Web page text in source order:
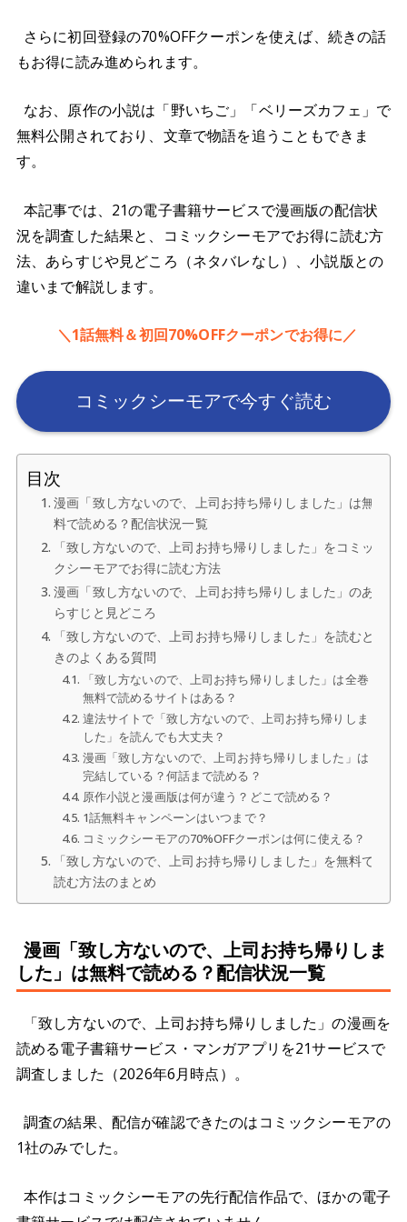
さらに初回登録の70%OFFクーポンを使えば、続きの話
もお得に読み進められます。
なお、原作の小説は「野いちご」「ベリーズカフェ」で
無料公開されており、文章で物語を追うこともできま
す。
本記事では、21の電子書籍サービスで漫画版の配信状
況を調査した結果と、コミックシーモアでお得に読む方
法、あらすじや見どころ（ネタバレなし）、小説版との
違いまで解説します。
＼1話無料＆初回70%OFFクーポンでお得に／
コミックシーモアで今すぐ読む
目次
漫画「致し方ないので、上司お持ち帰りしました」は無
料で読める？配信状況一覧
「致し方ないので、上司お持ち帰りしました」をコミッ
クシーモアでお得に読む方法
漫画「致し方ないので、上司お持ち帰りしました」のあ
らすじと見どころ
「致し方ないので、上司お持ち帰りしました」を読むと
きのよくある質問
「致し方ないので、上司お持ち帰りしました」は全巻
無料で読めるサイトはある？
違法サイトで「致し方ないので、上司お持ち帰りしま
した」を読んでも大丈夫？
漫画「致し方ないので、上司お持ち帰りしました」は
完結している？何話まで読める？
原作小説と漫画版は何が違う？どこで読める？
1話無料キャンペーンはいつまで？
コミックシーモアの70%OFFクーポンは何に使える？
「致し方ないので、上司お持ち帰りしました」を無料で
読む方法のまとめ
漫画「致し方ないので、上司お持ち帰りしま
した」は無料で読める？配信状況一覧
「致し方ないので、上司お持ち帰りしました」の漫画を
読める電子書籍サービス・マンガアプリを21サービスで
調査しました（2026年6月時点）。
調査の結果、配信が確認できたのはコミックシーモアの
1社のみでした。
本作はコミックシーモアの先行配信作品で、ほかの電子